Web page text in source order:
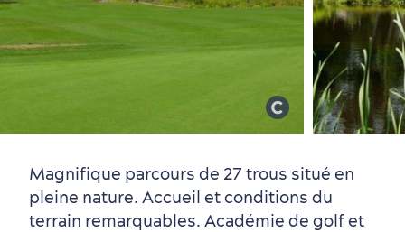
Magnifique parcours de 27 trous situé en
pleine nature. Accueil et conditions du
terrain remarquables. Académie de golf et